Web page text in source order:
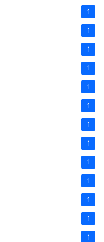
1
1
1
1
1
1
1
1
1
1
1
1
1